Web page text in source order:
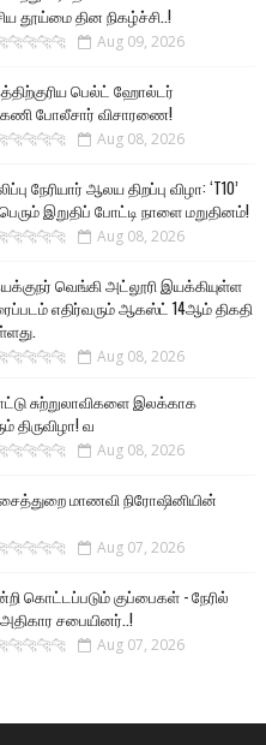
தூய்மை தின நிகழ்ச்சி..!
Aug 09, 2026
பெல்ட் ஹோல்டர்
போலீசார் விசாரணை!
Aug 08, 2026
நேரியார் ஆலய திறப்பு விழா: ‘T10’
இறுதிப் போட்டி நாளை மறுதினம்!
Aug 08, 2026
வெங்கி அட்லூரி இயக்கியுள்ள
எதிர்வரும் ஆகஸ்ட் 14ஆம் திகதி
Aug 08, 2026
சுற்றுலாவிகளை இலக்காக
திருவிழா! வ
Aug 08, 2026
மாணவி நிரோஷினியின்
Aug 07, 2026
கொட்டப்படும் குப்பைகள் - நேரில்
சபையினர்..!
Aug 07, 2026